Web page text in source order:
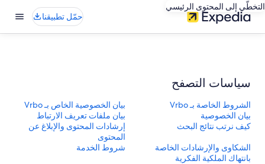
التخطّي إلى المحتوى الرئيسي
حمّل تطبيقنا
سياسات التصفح
الشروط الخاصة بـ Vrbo
بيان الخصوصية الخاص بـ Vrbo
بيان الخصوصية
بيان ملفات تعريف الارتباط
كيف نرتب نتائج البحث
إرشادات المحتوى والإبلاغ عن
المحتوى
الشكاوى والإرشادات الخاصة
بانتهاك الملكية الفكرية
شروط الخدمة